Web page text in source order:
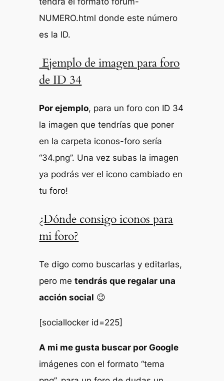
NUMERO.html donde este número
es la ID.
Ejemplo de imagen para foro
de ID 34
Por ejemplo, para un foro con ID 34
la imagen que tendrías que poner
en la carpeta iconos-foro sería
“34.png”. Una vez subas la imagen
ya podrás ver el icono cambiado en
tu foro!
¿Dónde consigo iconos para
mi foro?
Te digo como buscarlas y editarlas,
pero metendrás que regalar una
acción social 😉
[sociallocker id=225]
A mi me gusta buscar por Google
imágenes con el formato “tema